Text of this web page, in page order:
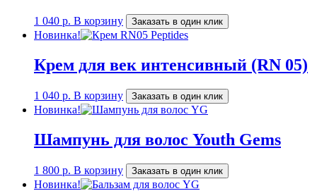
1 040 р. В корзину Заказать в один клик
Новинка!
Крем для век интенсивный (RN 05)
1 040 р. В корзину Заказать в один клик
Новинка!
Шампунь для волос Youth Gems
1 800 р. В корзину Заказать в один клик
Новинка!